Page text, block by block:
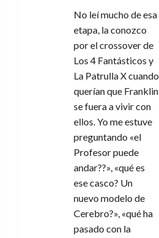
No leí mucho de esa
etapa, la conozco
por el crossover de
Los 4 Fantásticos y
La Patrulla X cuando
querían que Franklin
se fuera a vivir con
ellos. Yo me estuve
preguntando «el
Profesor puede
andar??», «qué es
ese casco? Un
nuevo modelo de
Cerebro?», «qué ha
pasado con la